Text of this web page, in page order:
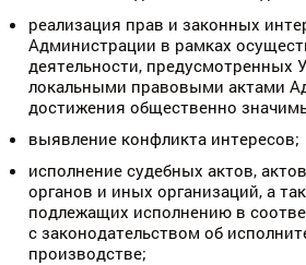
реализация прав и законных
Администрации в рамках
деятельности, предусмотренных
локальными правовыми актами
достижения общественно
выявление конфликта интересов;
исполнение судебных актов,
органов и иных организаций, а
подлежащих исполнению в
с законодательством об
производстве;